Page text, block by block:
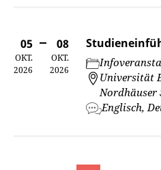
05
OKT.
2026
08
OKT.
2026
Universität
Nordhäuser
Englisch,